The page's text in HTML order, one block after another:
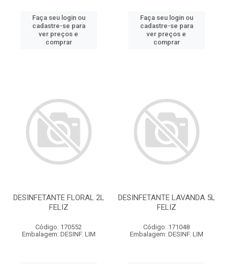
Faça seu login ou
cadastre-se para
ver preços e
comprar
Faça seu login ou
cadastre-se para
ver preços e
comprar
DESINFETANTE FLORAL 2L
FELIZ
Código: 170552
Embalagem: DESINF. LIM
DESINFETANTE LAVANDA 5L
FELIZ
Código: 171048
Embalagem: DESINF. LIM